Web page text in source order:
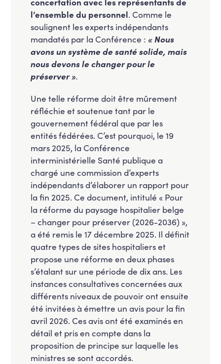
l’ensemble du personnel. Comme le
soulignent les experts indépendants
mandatés par la Conférence : « Nous
avons un système de santé solide, mais
nous devons le changer pour le
préserver ».
Une telle réforme doit être mûrement
réfléchie et soutenue tant par le
gouvernement fédéral que par les
entités fédérées. C’est pourquoi, le 19
mars 2025, la Conférence
interministérielle Santé publique a
chargé une commission d’experts
indépendants d’élaborer un rapport pour
la fin 2025. Ce document, intitulé « Pour
la réforme du paysage hospitalier belge
– changer pour préserver (2026-2036) »,
a été remis le 17 décembre 2025. Il définit
quatre types de sites hospitaliers et
propose une réforme en deux phases
s’étalant sur une période de dix ans. Les
instances consultatives concernées aux
différents niveaux de pouvoir ont ensuite
été invitées à émettre un avis pour la fin
avril 2026. Ces avis ont été examinés en
détail et pris en compte dans la
proposition de principe sur laquelle les
ministres se sont accordés.